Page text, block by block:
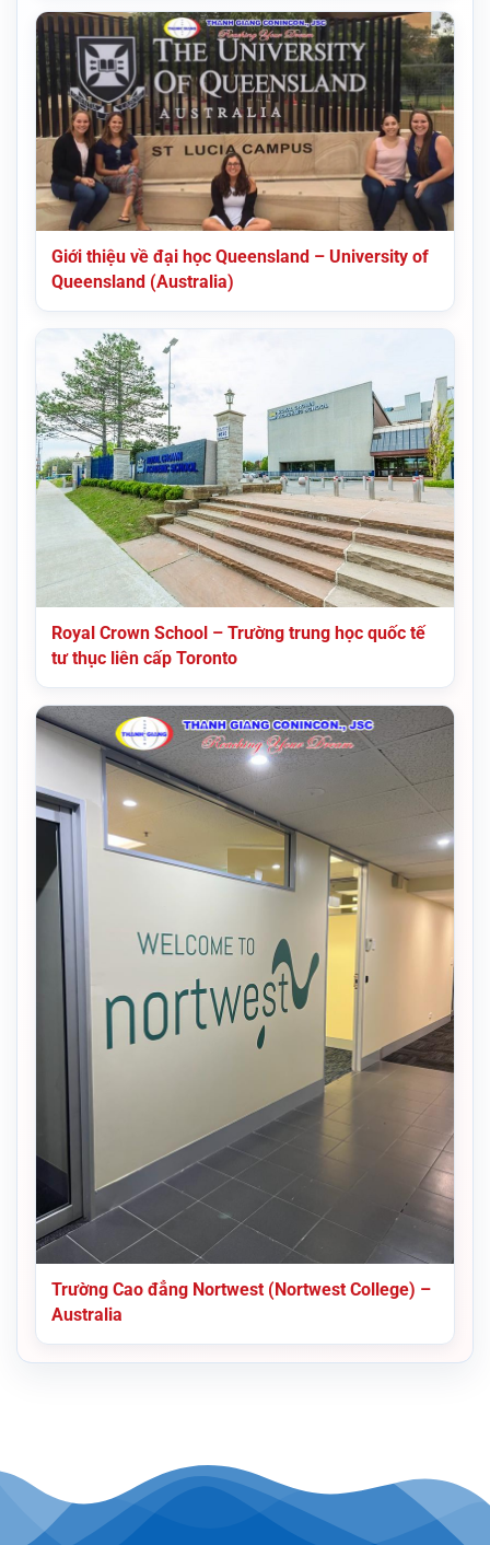
Giới thiệu về đại học Queensland – University of
Queensland (Australia)
Royal Crown School – Trường trung học quốc tế
tư thục liên cấp Toronto
Trường Cao đẳng Nortwest (Nortwest College) –
Australia